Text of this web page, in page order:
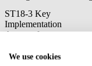
ST18-3 Key
Implementation
Aspects for
We use cookies